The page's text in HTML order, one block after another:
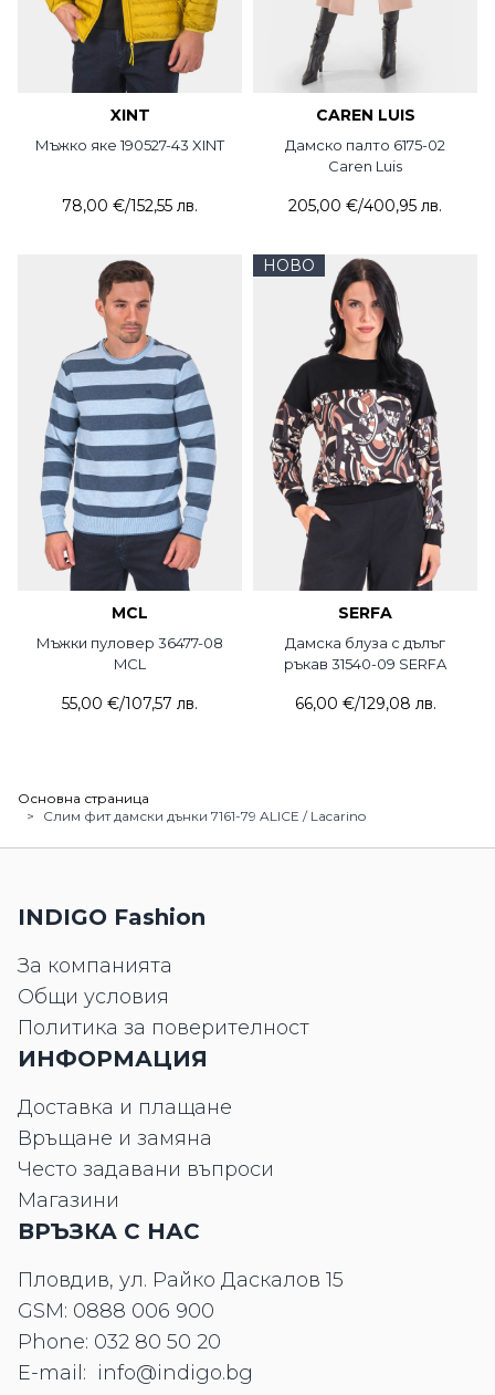
XINT
Мъжко яке 190527-43 XINT
78,00 €/152,55 лв.
CAREN LUIS
Дамско палто 6175-02
Caren Luis
205,00 €/400,95 лв.
MCL
Мъжки пуловер 36477-08
MCL
55,00 €/107,57 лв.
НОВО
SERFA
Дамска блуза с дълъг
ръкав 31540-09 SERFA
66,00 €/129,08 лв.
Основна страница
>
Слим фит дамски дънки 7161-79 ALICE / Lacarino
INDIGO Fashion
За компанията
Общи условия
Политика за поверителност
ИНФОРМАЦИЯ
Доставка и плащане
Връщане и замяна
Често задавани въпроси
Магазини
ВРЪЗКА С НАС
Пловдив, ул. Райко Даскалов 15
GSM: 0888 006 900
Phone: 032 80 50 20
E-mail: info@indigo.bg